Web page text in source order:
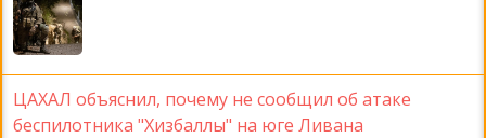
ЦАХАЛ объяснил, почему не сообщил об атаке
беспилотника "Хизбаллы" на юге Ливана